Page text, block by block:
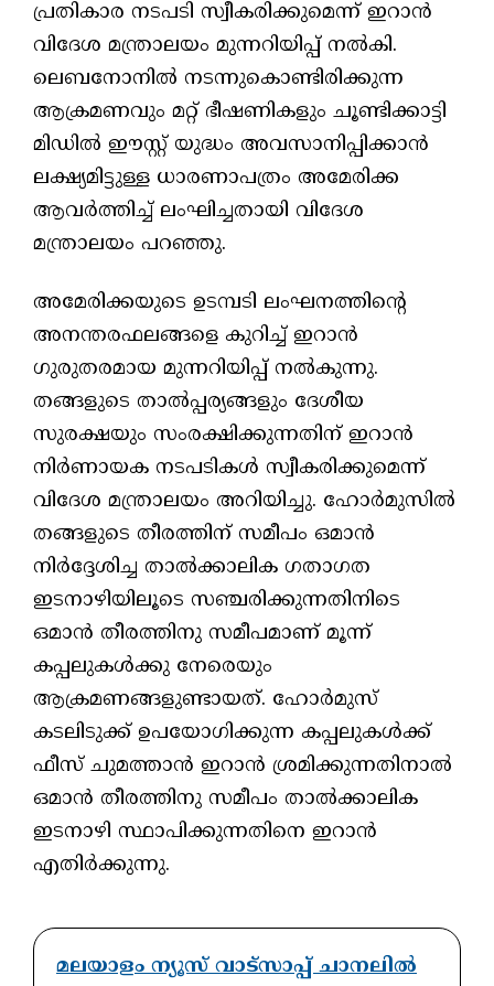
പ്രതികാര നടപടി സ്വീകരിക്കുമെന്ന് ഇറാന്‍
വിദേശ മന്ത്രാലയം മുന്നറിയിപ്പ് നല്‍കി.
ലെബനോനില്‍ നടന്നുകൊണ്ടിരിക്കുന്ന
ആക്രമണവും മറ്റ് ഭീഷണികളും ചൂണ്ടിക്കാട്ടി
മിഡില്‍ ഈസ്റ്റ് യുദ്ധം അവസാനിപ്പിക്കാന്‍
ലക്ഷ്യമിട്ടുള്ള ധാരണാപത്രം അമേരിക്ക
ആവര്‍ത്തിച്ച് ലംഘിച്ചതായി വിദേശ
മന്ത്രാലയം പറഞ്ഞു.
അമേരിക്കയുടെ ഉടമ്പടി ലംഘനത്തിന്റെ
അനന്തരഫലങ്ങളെ കുറിച്ച് ഇറാന്‍
ഗുരുതരമായ മുന്നറിയിപ്പ് നല്‍കുന്നു.
തങ്ങളുടെ താല്‍പ്പര്യങ്ങളും ദേശീയ
സുരക്ഷയും സംരക്ഷിക്കുന്നതിന് ഇറാന്‍
നിര്‍ണായക നടപടികള്‍ സ്വീകരിക്കുമെന്ന്
വിദേശ മന്ത്രാലയം അറിയിച്ചു. ഹോര്‍മുസില്‍
തങ്ങളുടെ തീരത്തിന് സമീപം ഒമാന്‍
നിര്‍ദ്ദേശിച്ച താല്‍ക്കാലിക ഗതാഗത
ഇടനാഴിയിലൂടെ സഞ്ചരിക്കുന്നതിനിടെ
ഒമാന്‍ തീരത്തിനു സമീപമാണ് മൂന്ന്
കപ്പലുകള്‍ക്കു നേരെയും
ആക്രമണങ്ങളുണ്ടായത്. ഹോര്‍മുസ്
കടലിടുക്ക് ഉപയോഗിക്കുന്ന കപ്പലുകള്‍ക്ക്
ഫീസ് ചുമത്താന്‍ ഇറാന്‍ ശ്രമിക്കുന്നതിനാല്‍
ഒമാന്‍ തീരത്തിനു സമീപം താല്‍ക്കാലിക
ഇടനാഴി സ്ഥാപിക്കുന്നതിനെ ഇറാന്‍
എതിര്‍ക്കുന്നു.
മലയാളം ന്യൂസ് വാട്സാപ്പ് ചാനലിൽ